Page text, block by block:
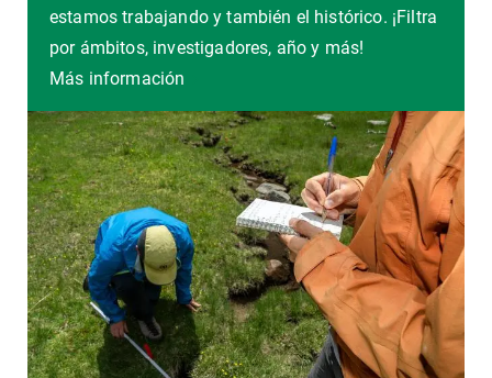
estamos trabajando y también el histórico. ¡Filtra
por ámbitos, investigadores, año y más!
Más información